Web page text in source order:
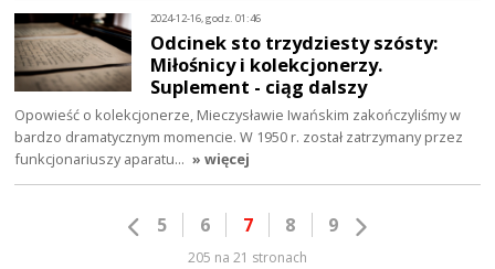
2024-12-16, godz. 01:46
Odcinek sto trzydziesty szósty:
Miłośnicy i kolekcjonerzy.
Suplement - ciąg dalszy
Opowieść o kolekcjonerze, Mieczysławie Iwańskim zakończyliśmy w
bardzo dramatycznym momencie. W 1950 r. został zatrzymany przez
funkcjonariuszy aparatu… » więcej
5 6 7 8 9
205 na 21 stronach